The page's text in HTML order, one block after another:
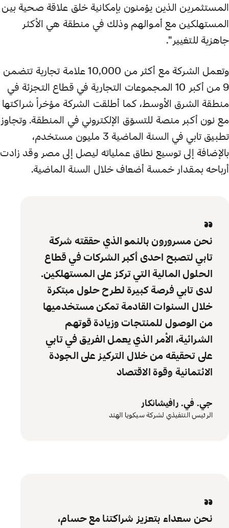
المستثمرين الذين يؤمنون بإمكانية خلق علاقة صحية بين
المستهلكين مع أموالهم وذلك في منطقة هي الأكثر
جاهزية للتغيير".
وتعمل الشركة مع أكثر من 10,000 علامة تجارية تتضمن
9 من أكبر 10 المجموعات التجارية في قطاع التجزئة في
منطقة الشرق الأوسط، كما أطلقت الشركة مؤخراً شراكتها
مع نون أكبر منصة للتسوّق الإلكتروني في المنطقة. وتجاوز
تطبيق تابي في السنة الماضية 3 مليون مستخدم،
بالإضافة إلى توسيع نطاق عملياته ليصل إلى مصر وقد زادت
أرباحه بمقدار خمسة أضعاف خلال السنة الماضية.
“
نحن مسرورون بالنمو الذي حققته شركة
تابي لتصبح احدى أكبر الشركات في قطاع
الحلول المالية التي تركز على المستهلكين.
لدى تابي فرصة كبيرة لطرح حلول مبتكرة
خلال السنوات القادمة تمكن مستخدميها
من الوصول للمنتجات وزيادة قوتهم
الشرائية، الأمر الذي يعمل الفريق في تابي
على تحقيقه من خلال التركيز على الجودة
الائتمانية وقوة الاقتصاد
جي. في. رافيشانكار
الرئيس التنفيذي لشركة سيكويا الهند
“
نحن سعداء بتعزيز شراكتنا مع حسام،